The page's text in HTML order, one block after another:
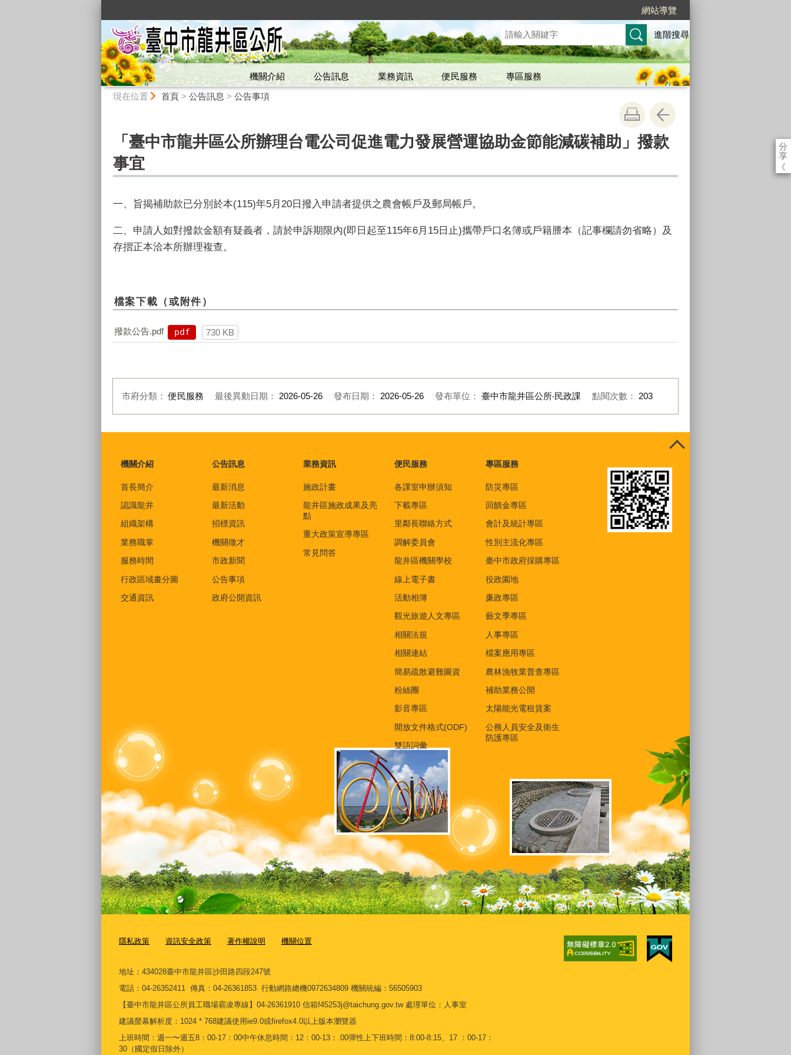
網站導覽
進階搜尋
機關介紹 公告訊息 業務資訊 便民服務
專區服務
現在位置 首頁> 公告訊息 > 公告事項
分
享
《
「臺中市龍井區公所辦理台電公司促進電力發展營運協助金節能減碳補助」撥款
事宜
一、旨揭補助款已分別於本(115)年5月 20 日撥入申請者提供之農會帳戶及郵局帳戶。
二、申請人如對撥款金額有疑義者，請於申訴期限內(即日起至115年6月15日止)攜帶戶口名簿或戶籍謄本（記事欄請勿省略）及
存摺正本洽本所辦理複查。
檔案下載（或附件）
撥款公告.pdf pdf 730 KB
市府分類：便民服務 最後異動日期： 2026-05-26 發布日期： 2026-05-26 發布單位： 臺中市龍井區公所‧民政課 點閱次數： 203
機關介紹
首長簡介
認識龍井
組織架構
業務職掌
服務時間
行政區域畫分圖
交通資訊
公告訊息
最新消息
最新活動
招標資訊
機關徵才
市政新聞
公告事項
政府公開資訊
業務資訊
施政計畫
龍井區施政成果及亮
點
重大政策宣導專區
常見問答
便民服務
各課室申辦須知
下載專區
里鄰長聯絡方式
調解委員會
龍井區機關學校
線上電子書
活動相簿
觀光旅遊人文專區
相關法規
相關連結
簡易疏散避難圖資
粉絲團
影音專區
開放文件格式(ODF)
雙語詞彙
專區服務
防災專區
回饋金專區
會計及統計專區
性別主流化專區
臺中市政府採購專區
役政園地
廉政專區
藝文季專區
人事專區
檔案應用專區
農林漁牧業普查專區
補助業務公開
太陽能光電租賃案
公務人員安全及衛生
防護專區
隱私政策 資訊安全政策 著作權說明 機關位置
地址：434028臺中市龍井區沙田路四段247號
電話：04-26352411 傳真：04-26361853 行動網路總機0972634809 機關統編：56505903
【臺中市龍井區公所員工職場霸凌專線】04-26361910 信箱f45253j@taichung.gov.tw 處理單位：人事室
建議螢幕解析度：1024 * 768建議使用ie9.0或firefox4.0以上版本瀏覽器
上班時間：週一〜週五8：00-17：00中午休息時間：12：00-13：.00彈性上下班時間：8:00-8:15、17 ：00-17：
30（國定假日除外）